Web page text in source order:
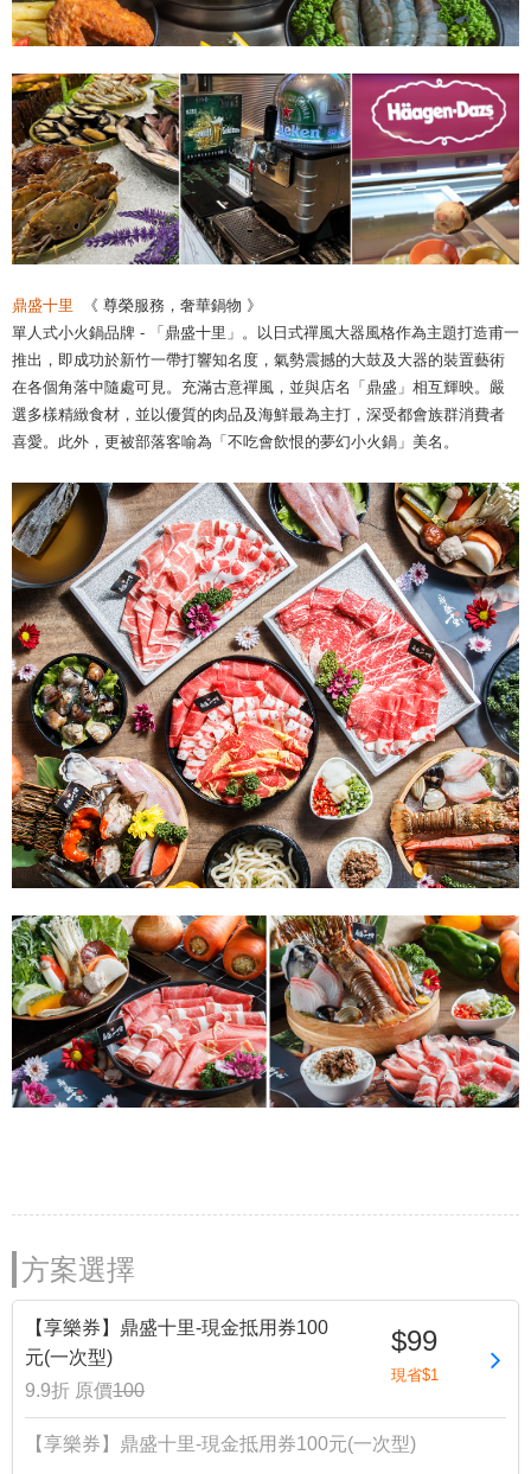
鼎盛十里
《 尊榮服務，奢華鍋物 》
單人式小火鍋品牌 - 「鼎盛十里」。以日式禪風大器風格作為主題打造甫一
推出，即成功於新竹一帶打響知名度，氣勢震撼的大鼓及大器的裝置藝術
在各個角落中隨處可見。充滿古意禪風，並與店名「鼎盛」相互輝映。嚴
選多樣精緻食材，並以優質的肉品及海鮮最為主打，深受都會族群消費者
喜愛。此外，更被部落客喻為「不吃會飲恨的夢幻小火鍋」美名。
方案選擇
【享樂券】鼎盛十里-現金抵用券100
元(一次型)
9.9折 原價100
$99
現省$1
【享樂券】鼎盛十里-現金抵用券100元(一次型)